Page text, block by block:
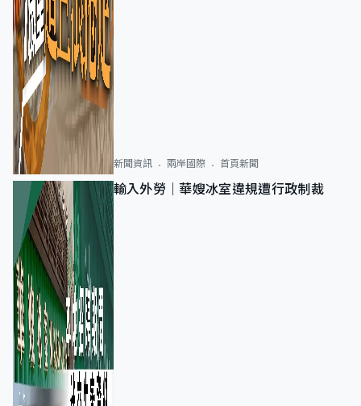
新聞資訊 兩岸國際 首頁新聞
輸入外勞｜華嫂冰室違規遭行政制裁